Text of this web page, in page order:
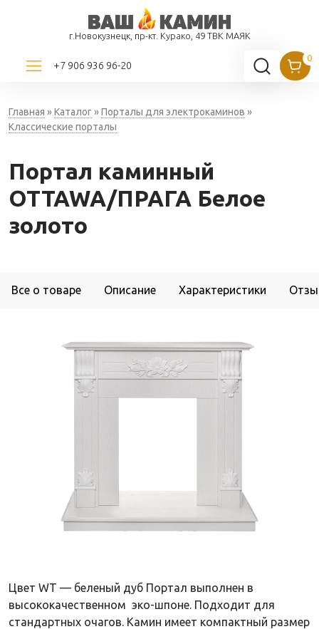
г.Новокузнецк, пр-кт. Курако, 49 ТВК МАЯК
+7 906 936 96-20
Главная »Каталог»Порталы для электрокаминов »
Классические порталы
Портал каминный
OTTAWA/ПРАГА Белое
золото
Все о товаре Описание Характеристики
Цвет WT — беленый дуб Портал выполнен в
высококачественном эко-шпоне. Подходит для
стандартных очагов. Камин имеет компактный размер